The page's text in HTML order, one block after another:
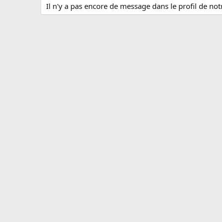
Il n'y a pas encore de message dans le profil de